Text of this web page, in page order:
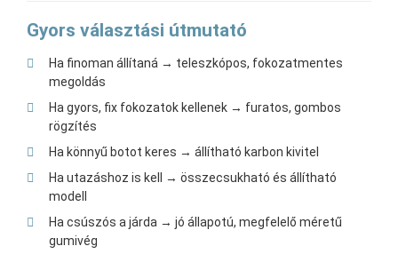
Gyors választási útmutató
Ha finoman állítaná → teleszkópos, fokozatmentes
megoldás
Ha gyors, fix fokozatok kellenek → furatos, gombos
rögzítés
Ha könnyű botot keres → állítható karbon kivitel
Ha utazáshoz is kell → összecsukható és állítható
modell
Ha csúszós a járda → jó állapotú, megfelelő méretű
gumivég